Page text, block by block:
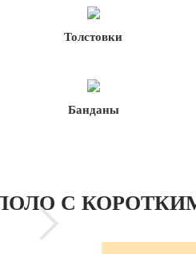
Толстовки
Банданы
С